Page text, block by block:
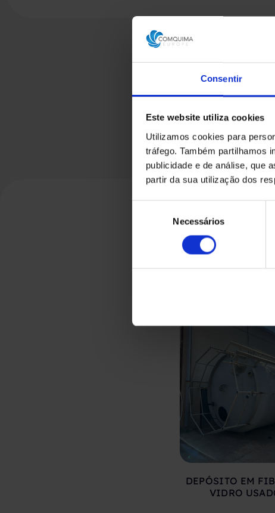
Consentir
Este website utiliza cookies
Utilizamos cookies para
tráfego. Também partilhamos
publicidade e de análise, que
partir da sua utilização dos
consentimento
Necessários
DEPÓSITO EM
VIDRO